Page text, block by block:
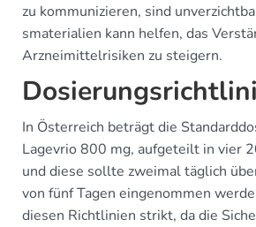
zu kommunizieren, sind
smaterialien kann helfen, das
Arzneimittelrisiken zu steigern.
In Österreich beträgt die
Lagevrio 800 mg, aufgeteilt in vier
und diese sollte zweimal täglich
von fünf Tagen eingenommen
diesen Richtlinien strikt, da die